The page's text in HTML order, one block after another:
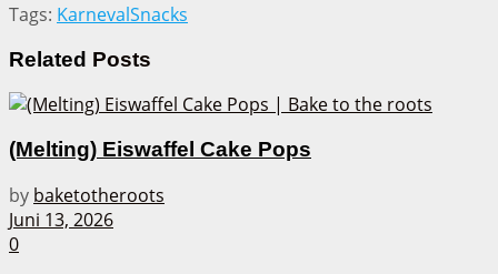
Tags: KarnevalSnacks
Related Posts
(Melting) Eiswaffel Cake Pops
by baketotheroots
Juni 13, 2026
0